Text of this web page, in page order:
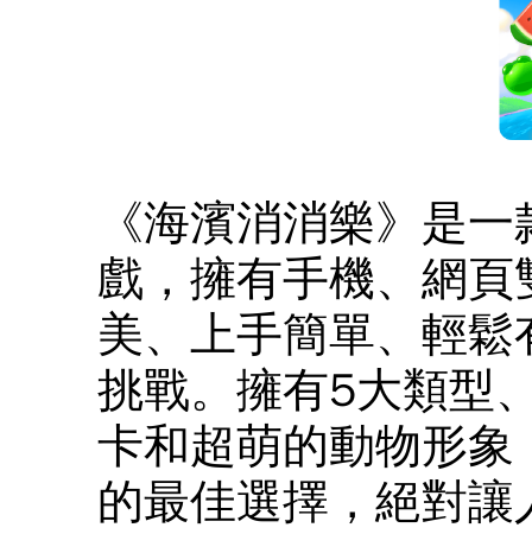
《海濱消消樂》是
戲，擁有手機、網
美、上手簡單、輕
挑戰。擁有5大類型
卡和超萌的動物形
的最佳選擇，絕對